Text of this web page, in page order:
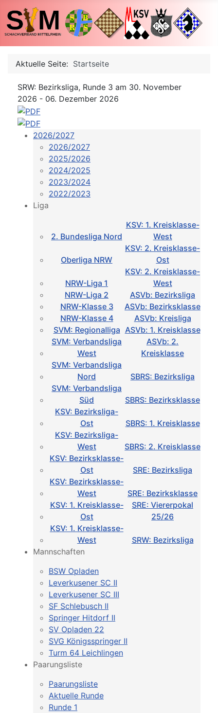
Aktuelle Seite: Startseite
SRW: Bezirksliga, Runde 3 am 30. November
2026 - 06. Dezember 2026
2026/2027
2026/2027
2025/2026
2024/2025
2023/2024
2022/2023
Liga
2. Bundesliga Nord
KSV: 1. Kreisklasse-
West
Oberliga NRW
KSV: 2. Kreisklasse-
Ost
NRW-Liga 1
KSV: 2. Kreisklasse-
West
NRW-Liga 2
ASVb: Bezirksliga
NRW-Klasse 3
ASVb: Bezirksklasse
NRW-Klasse 4
ASVb: Kreisliga
SVM: Regionalliga ASVb: 1. Kreisklasse
SVM: Verbandsliga
West
ASVb: 2.
Kreisklasse
SVM: Verbandsliga
Nord
SBRS: Bezirksliga
SVM: Verbandsliga
Süd
SBRS: Bezirksklasse
KSV: Bezirksliga-
Ost
SBRS: 1. Kreisklasse
KSV: Bezirksliga-
West
SBRS: 2. Kreisklasse
KSV: Bezirksklasse-
Ost
SRE: Bezirksliga
KSV: Bezirksklasse-
West
SRE: Bezirksklasse
KSV: 1. Kreisklasse-
Ost
SRE: Viererpokal
25/26
KSV: 1. Kreisklasse-
West
SRW: Bezirksliga
Mannschaften
BSW Opladen
Leverkusener SC II
Leverkusener SC III
SF Schlebusch II
Springer Hitdorf II
SV Opladen 22
SVG Königsspringer II
Turm 64 Leichlingen
Paarungsliste
Paarungsliste
Aktuelle Runde
Runde 1